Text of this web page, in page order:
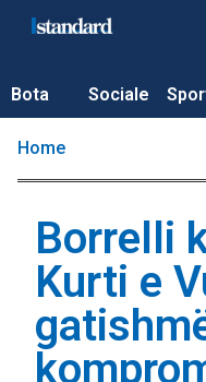
Bota Sociale
Home
Borrelli
Kurti e